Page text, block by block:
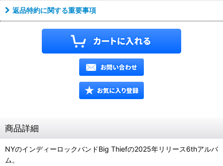
返品特約に関する重要事項
商品詳細
NYのインディーロックバンドBig Thiefの2025年リリース6thアルバ
ム。